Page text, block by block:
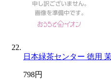
日本緑茶センター 徳用
798円